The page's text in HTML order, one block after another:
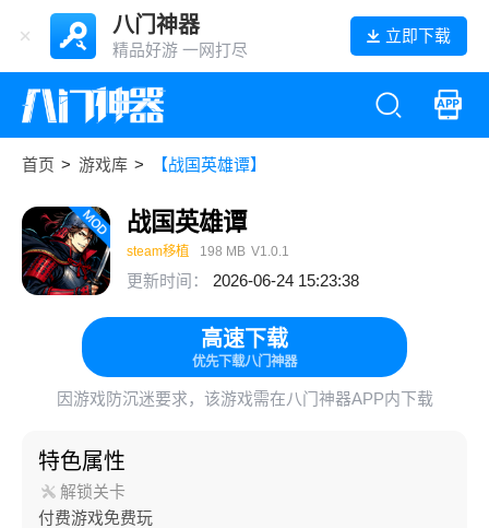
八门神器
精品好游 一网打尽
立即下载
首页 > 游戏库 > 【战国英雄谭】
战国英雄谭
steam移植 198 MB V1.0.1
更新时间： 2026-06-24 15:23:38
高速下载
优先下载八门神器
因游戏防沉迷要求，该游戏需在八门神器APP内下载
特色属性
解锁关卡
付费游戏免费玩